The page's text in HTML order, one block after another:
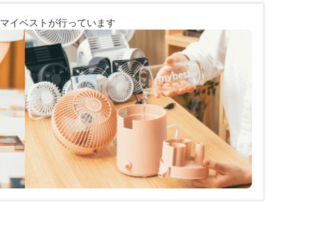
マイベストが行っています